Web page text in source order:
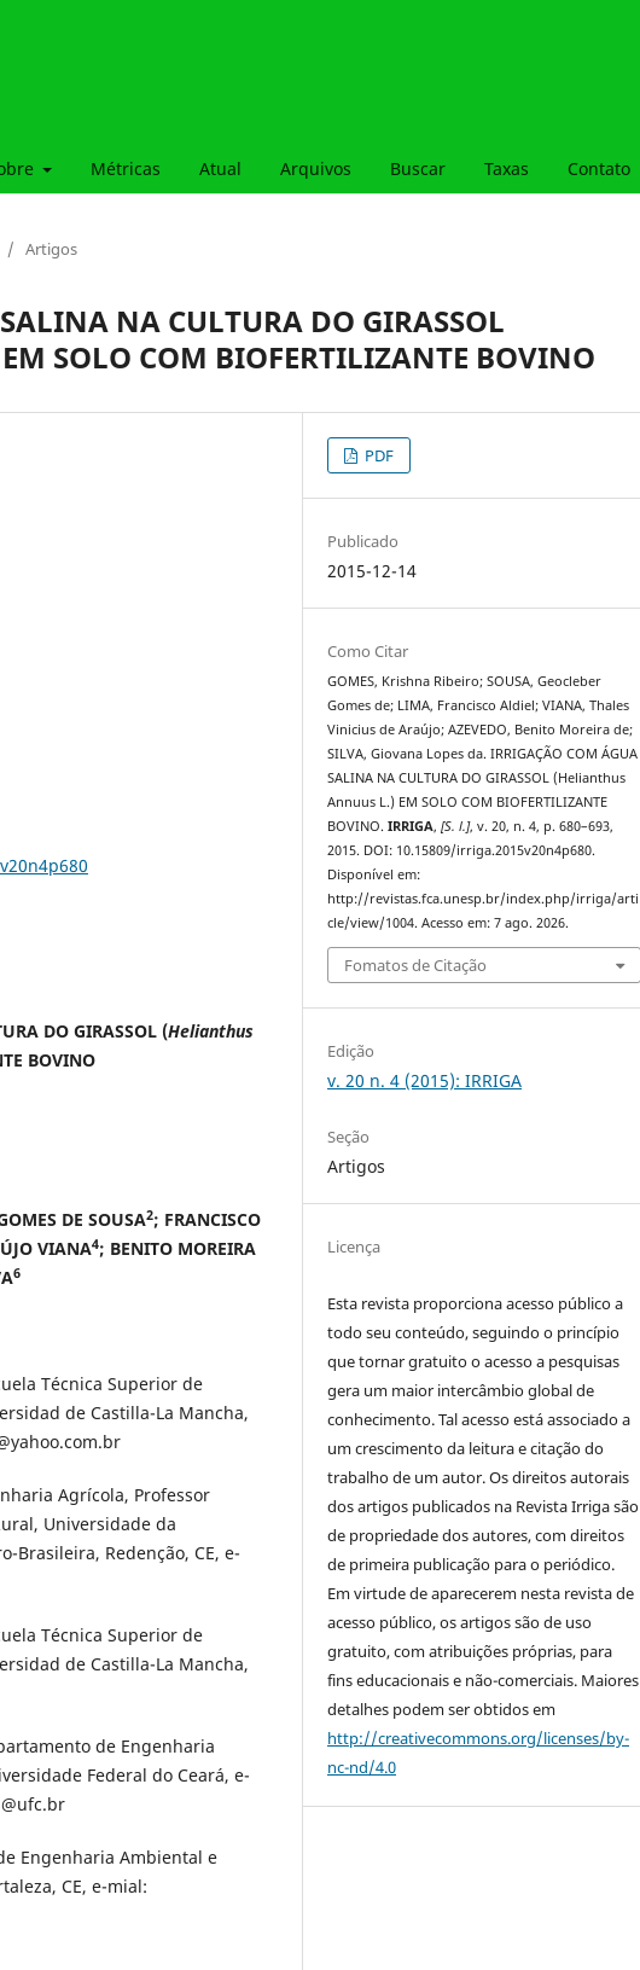
Métricas Atual Arquivos Buscar Taxas Contato
/ Artigos
NA CULTURA DO GIRASSOL
SOLO COM BIOFERTILIZANTE BOVINO
DO GIRASSOL (Helianthus
BOVINO
DE SOUSA2; FRANCISCO
VIANA4; BENITO MOREIRA
6
Técnica Superior de
de Castilla-La Mancha,
Agrícola, Professor
Universidade da
Brasileira, Redenção, CE, e-
Técnica Superior de
de Castilla-La Mancha,
de Engenharia
Federal do Ceará, e-
Engenharia Ambiental e
CE, e-mial:
PDF
Publicado
2015-12-14
Como Citar
GOMES, Krishna Ribeiro; SOUSA, Geocleber
Gomes de; LIMA, Francisco Aldiel; VIANA, Thales
Vinicius de Araújo; AZEVEDO, Benito Moreira de;
SILVA, Giovana Lopes da. IRRIGAÇÃO COM ÁGUA
SALINA NA CULTURA DO GIRASSOL (Helianthus
Annuus L.) EM SOLO COM BIOFERTILIZANTE
BOVINO.IRRIGA,[S. l.], v. 20, n. 4, p. 680–693,
2015. DOI: 10.15809/irriga.2015v20n4p680.
Disponível em:
http://revistas.fca.unesp.br/index.php/irriga/arti
cle/view/1004. Acesso em: 7 ago. 2026.
Fomatos de Citação
Edição
v. 20 n. 4 (2015): IRRIGA
Seção
Artigos
Licença
Esta revista proporciona acesso público a
todo seu conteúdo, seguindo o princípio
que tornar gratuito o acesso a pesquisas
gera um maior intercâmbio global de
conhecimento. Tal acesso está associado a
um crescimento da leitura e citação do
trabalho de um autor. Os direitos autorais
dos artigos publicados na Revista Irriga são
de propriedade dos autores, com direitos
de primeira publicação para o periódico.
Em virtude de aparecerem nesta revista de
acesso público, os artigos são de uso
gratuito, com atribuições próprias, para
fins educacionais e não-comerciais. Maiores
detalhes podem ser obtidos em
http://creativecommons.org/licenses/by-
nc-nd/4.0